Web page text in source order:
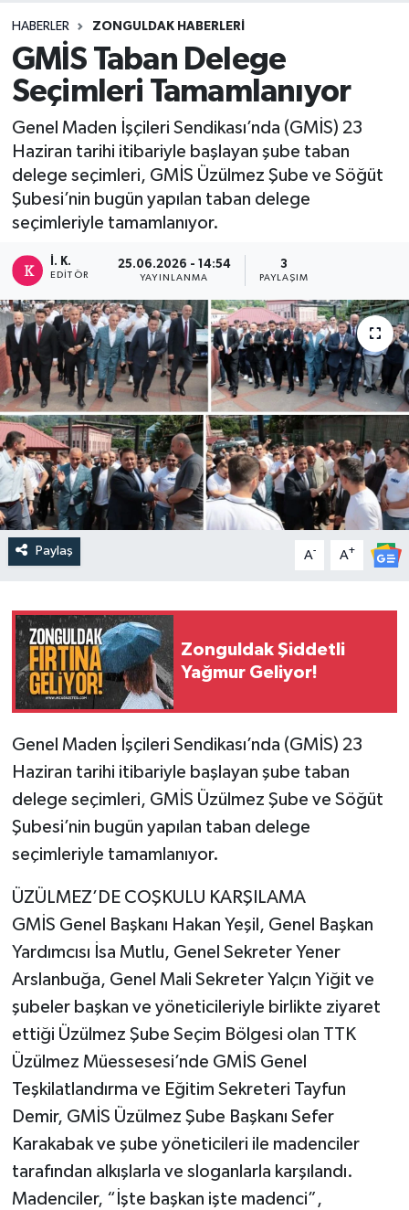
HABERLER ZONGULDAK HABERLERI
GMİS Taban Delege
Seçimleri Tamamlanıyor
Genel Maden İşçileri Sendikası’nda (GMİS) 23
Haziran tarihi itibariyle başlayan şube taban
delege seçimleri, GMİS Üzülmez Şube ve Söğüt
Şubesi’nin bugün yapılan taban delege
seçimleriyle tamamlanıyor.
İ. K.
EDITÖR
25.06.2026 - 14:54
YAYINLANMA
3
PAYLAŞIM
Paylaş A- A+
Zonguldak Şiddetli
Yağmur Geliyor!
Genel Maden İşçileri Sendikası’nda (GMİS) 23
Haziran tarihi itibariyle başlayan şube taban
delege seçimleri, GMİS Üzülmez Şube ve Söğüt
Şubesi’nin bugün yapılan taban delege
seçimleriyle tamamlanıyor.
ÜZÜLMEZ’DE COŞKULU KARŞILAMA
GMİS Genel Başkanı Hakan Yeşil, Genel Başkan
Yardımcısı İsa Mutlu, Genel Sekreter Yener
Arslanbuğa, Genel Mali Sekreter Yalçın Yiğit ve
şubeler başkan ve yöneticileriyle birlikte ziyaret
ettiği Üzülmez Şube Seçim Bölgesi olan TTK
Üzülmez Müessesesi’nde GMİS Genel
Teşkilatlandırma ve Eğitim Sekreteri Tayfun
Demir, GMİS Üzülmez Şube Başkanı Sefer
Karakabak ve şube yöneticileri ile madenciler
tarafından alkışlarla ve sloganlarla karşılandı.
Madenciler, “İşte başkan işte madenci”,
DEVREK
DÜZCE
EREĞLİ
GÖKÇEBEY
KARABÜK
KASTAMONU